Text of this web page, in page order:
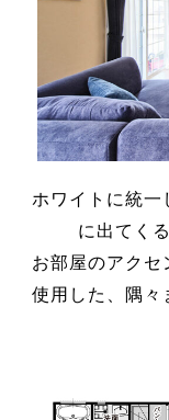
ホワイトに統一
に出てく
お部屋のアクセ
使用した、隅々